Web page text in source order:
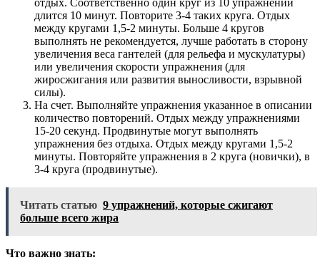
длится 10 минут. Повторите 3-4 таких круга. Отдых
между кругами 1,5-2 минуты. Больше 4 кругов
выполнять не рекомендуется, лучше работать в сторону
увеличения веса гантелей (для рельефа и мускулатуры)
или увеличения скорости упражнения (для
жиросжигания или развития выносливости, взрывной
силы).
На счет. Выполняйте упражнения указанное в описании
количество повторений. Отдых между упражнениями
15-20 секунд. Продвинутые могут выполнять
упражнения без отдыха. Отдых между кругами 1,5-2
минуты. Повторяйте упражнения в 2 круга (новички), в
3-4 круга (продвинутые).
Читать статью 9 упражнений, которые сжигают
больше всего жира
Что важно знать: